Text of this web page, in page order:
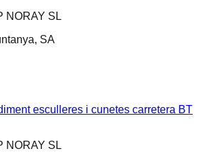
NORAY SL
SA
esculleres i cunetes carretera BT
NORAY SL